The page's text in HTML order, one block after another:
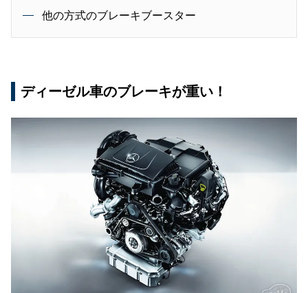
他の方式のブレーキブースター
ディーゼル車のブレーキが重い！